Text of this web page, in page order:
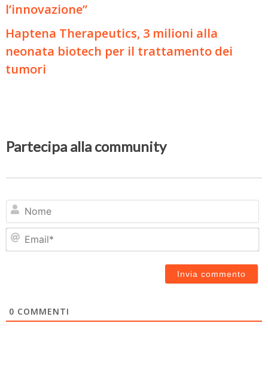
l’innovazione”
Haptena Therapeutics, 3 milioni alla
neonata biotech per il trattamento dei
tumori
Partecipa alla community
0 COMMENTI